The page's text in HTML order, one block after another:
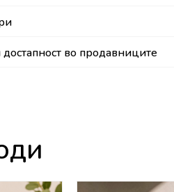
во продавниците